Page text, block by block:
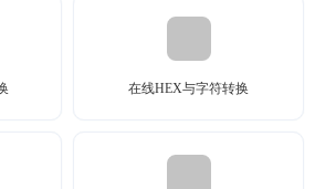
在线HEX与字符转换